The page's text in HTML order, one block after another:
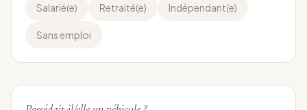
Salarié(e) Retraité(e) Indépendant(e)
Sans emploi